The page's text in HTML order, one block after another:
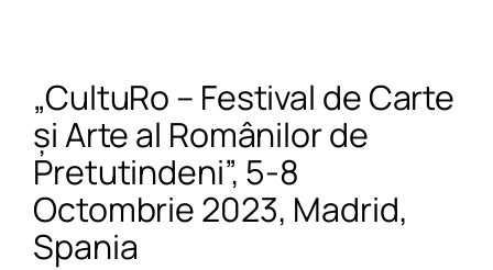
„CultuRo – Festival de Carte
și Arte al Românilor de
Pretutindeni”, 5-8
Octombrie 2023, Madrid,
Spania